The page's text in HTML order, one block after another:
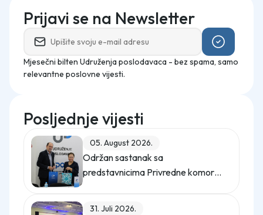
Prijavi se na Newsletter
Mjesečni bilten Udruženja poslodavaca - bez spama, samo
relevantne poslovne vijesti.
Posljednje vijesti
05. August 2026.
Održan sastanak sa
predstavnicima Privredne komore
31. Juli 2026.